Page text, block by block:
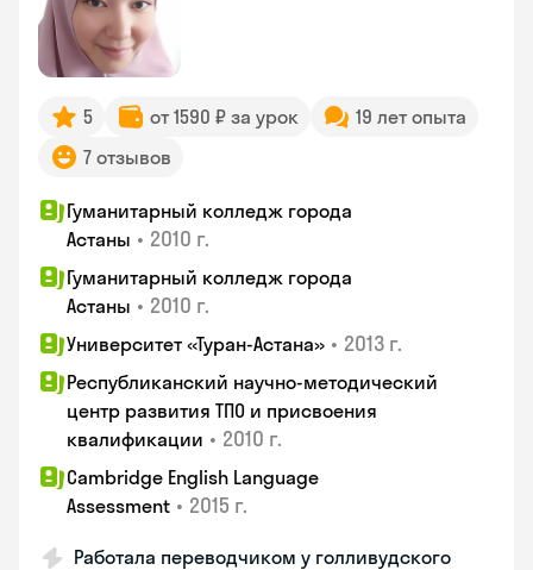
5 от 1590 ₽ за урок
19 лет опыта
7 отзывов
Гуманитарный колледж города
Астаны • 2010 г.
Гуманитарный колледж города
Астаны • 2010 г.
Университет «Туран-Астана» • 2013 г.
Республиканский научно-методический
центр развития ТПО и присвоения
квалификации • 2010 г.
Cambridge English Language
Assessment • 2015 г.
Работала переводчиком у голливудского